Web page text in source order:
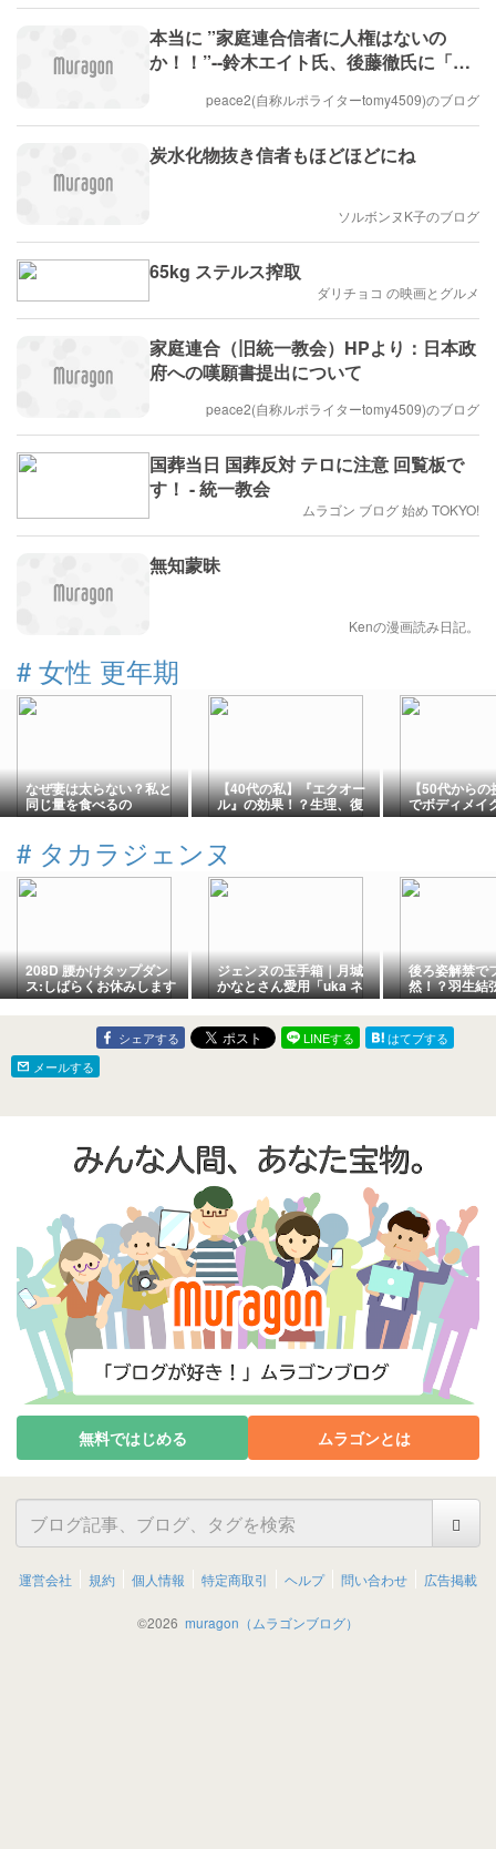
本当に ”家庭連合信者に人権はないの
か！！”--鈴木エイト氏、後藤徹氏に「ど
peace2(自称ルポライターtomy4509)のブログ
炭水化物抜き信者もほどほどにね
ソルボンヌK子のブログ
65kg ステルス搾取
ダリチョコ の映画とグルメ
家庭連合（旧統一教会）HPより：日本政
府への嘆願書提出について
peace2(自称ルポライターtomy4509)のブログ
国葬当日 国葬反対 テロに注意 回覧板で
す！ - 統一教会
ムラゴン ブログ 始め TOKYO!
無知蒙昧
Kenの漫画読み日記。
# 女性 更年期
なぜ妻は太らない？私と
同じ量を食べるの
に・・・
【40代の私】『エクオー
ル』の効果！？生理、復
活。
【50代からの
でボディメイ
はジム、妻は
# タカラジェンヌ
208D 腰かけタップダン
ス:しばらくお休みします
ジェンヌの玉手箱｜月城
かなとさん愛用「uka ネ
イルオイル 7:15」と「ビ
タクリーム」
後ろ姿解禁で
然！？羽生結
新CMに登場
は！？
シェアする LINEする
はてブする
メールする
無料ではじめる ムラゴンとは
運営会社 規約 個人情報 特定商取引 ヘルプ 問い合わせ 広告掲載
©2026 muragon（ムラゴンブログ）